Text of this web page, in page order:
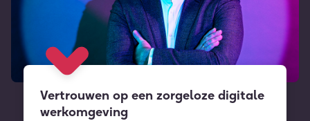
Vertrouwen op een zorgeloze digitale
werkomgeving